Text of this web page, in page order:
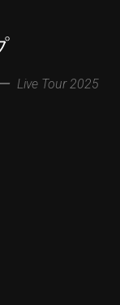
Office 365
Live Tour 2025